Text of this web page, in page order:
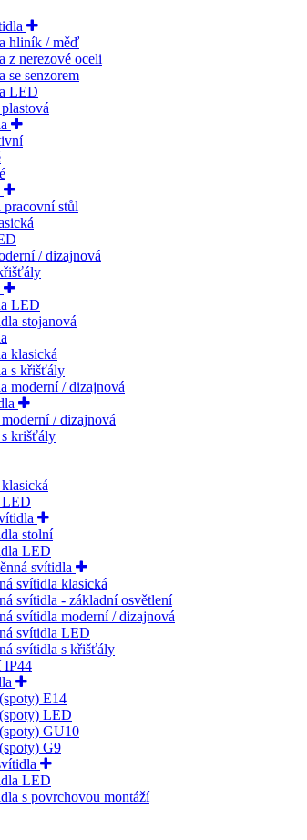
hliník / měď
z nerezové oceli
se senzorem
LED
pracovní stůl
/ dizajnová
LED
stojanová
klasická
s křišťály
moderní / dizajnová
/ dizajnová
s krišťály
LED
stolní
LED
svítidla
svítidla klasická
svítidla - základní osvětlení
svítidla moderní / dizajnová
svítidla LED
svítidla s křišťály
IP44
E14
LED
GU10
G9
LED
s povrchovou montáží